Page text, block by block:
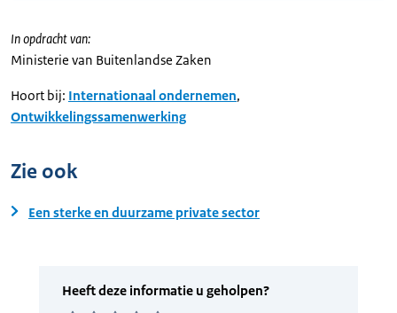
In opdracht van:
Ministerie van Buitenlandse Zaken
Hoort bij: Internationaal ondernemen,
Ontwikkelingssamenwerking
Zie ook
Een sterke en duurzame private sector